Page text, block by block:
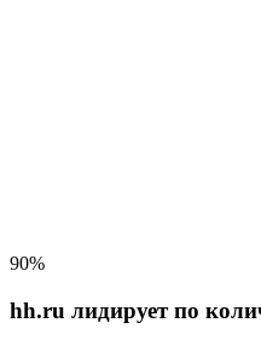
90%
hh.ru лидирует по